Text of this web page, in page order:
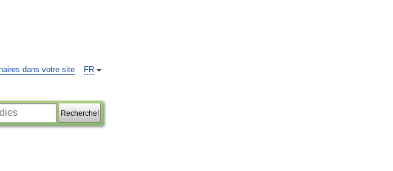
FR
dans votre site
Recherche!